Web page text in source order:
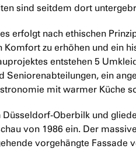
sind seitdem dort
erfolgt nach ethischen
zu erhöhen und ein
entstehen 5
Seniorenabteilungen, ein
mit warmer Küche
Oberbilk und
von 1986 ein. Der
vorgehängte Fassade